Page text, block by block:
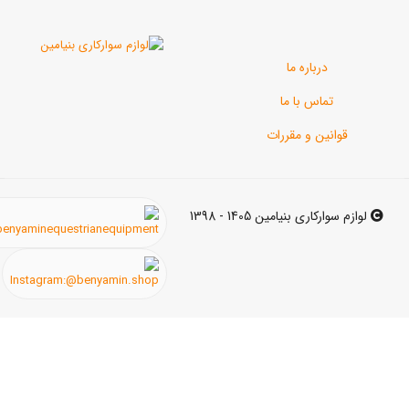
بنیامین 1405 - 1398